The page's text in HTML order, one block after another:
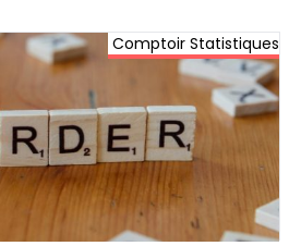
Comptoir Statistiques